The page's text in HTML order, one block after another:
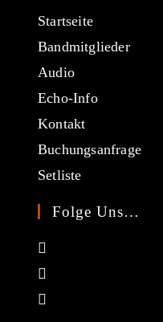
Startseite
Bandmitglieder
Audio
Echo-Info
Kontakt
Buchungsanfrage
Setliste
Folge Uns…